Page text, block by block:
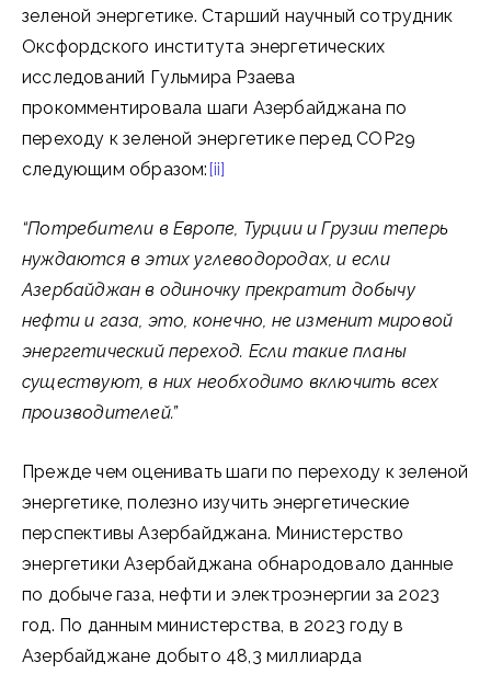
зеленой энергетике. Старший научный сотрудник
Оксфордского института энергетических
исследований Гульмира Рзаева
прокомментировала шаги Азербайджана по
переходу к зеленой энергетике перед COP29
следующим образом:[ii]
“Потребители в Европе, Турции и Грузии теперь
нуждаются в этих углеводородах, и если
Азербайджан в одиночку прекратит добычу
нефти и газа, это, конечно, не изменит мировой
энергетический переход. Если такие планы
существуют, в них необходимо включить всех
производителей.”
Прежде чем оценивать шаги по переходу к зеленой
энергетике, полезно изучить энергетические
перспективы Азербайджана. Министерство
энергетики Азербайджана обнародовало данные
по добыче газа, нефти и электроэнергии за 2023
год. По данным министерства, в 2023 году в
Азербайджане добыто 48,3 миллиарда